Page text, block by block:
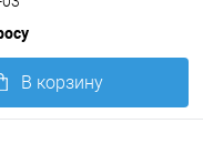
В корзину